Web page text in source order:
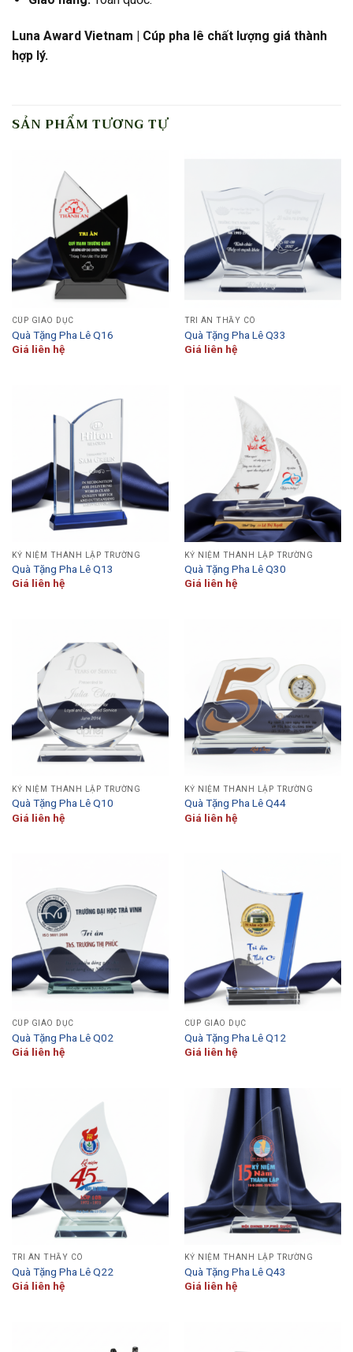
Luna Award Vietnam | Cúp pha lê chất lượng giá thành
hợp lý.
SẢN PHẨM TƯƠNG TỰ
CÚP GIÁO DỤC
Quà Tặng Pha Lê Q16
Giá liên hệ
TRI ÂN THẦY CÔ
Quà Tặng Pha Lê Q33
Giá liên hệ
KỶ NIỆM THÀNH LẬP TRƯỜNG
Quà Tặng Pha Lê Q13
Giá liên hệ
KỶ NIỆM THÀNH LẬP TRƯỜNG
Quà Tặng Pha Lê Q30
Giá liên hệ
KỶ NIỆM THÀNH LẬP TRƯỜNG
Quà Tặng Pha Lê Q10
Giá liên hệ
KỶ NIỆM THÀNH LẬP TRƯỜNG
Quà Tặng Pha Lê Q44
Giá liên hệ
CÚP GIÁO DỤC
Quà Tặng Pha Lê Q02
Giá liên hệ
CÚP GIÁO DỤC
Quà Tặng Pha Lê Q12
Giá liên hệ
TRI ÂN THẦY CÔ
Quà Tặng Pha Lê Q22
Giá liên hệ
KỶ NIỆM THÀNH LẬP TRƯỜNG
Quà Tặng Pha Lê Q43
Giá liên hệ